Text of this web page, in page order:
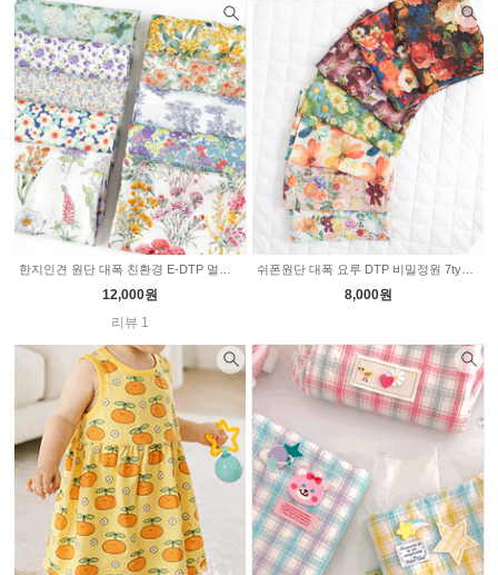
12,000원
리뷰 1
8,000원